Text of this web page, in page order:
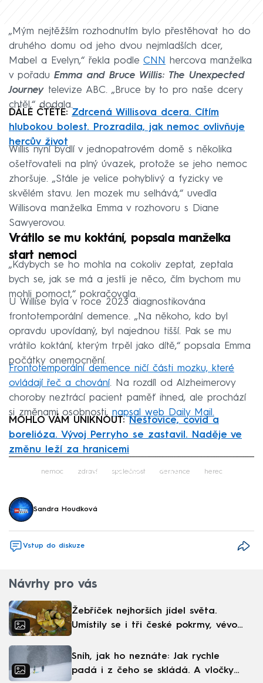
„Mým nejtěžším rozhodnutím bylo přestěhovat ho do
druhého domu od jeho dvou nejmladších dcer,
Mabel a Evelyn,“ řekla podle CNN hercova manželka
v pořadu Emma and Bruce Willis: The Unexpected
Journey televize ABC. „Bruce by to pro naše dcery
chtěl,“ dodala.
DÁLE ČTĚTE: Zdrcená Willisova dcera. Cítím
hlubokou bolest. Prozradila, jak nemoc ovlivňuje
hercův život
Willis nyní bydlí v jednopatrovém domě s několika
ošetřovateli na plný úvazek, protože se jeho nemoc
zhoršuje. „Stále je velice pohyblivý a fyzicky ve
skvělém stavu. Jen mozek mu selhává,“ uvedla
Willisova manželka Emma v rozhovoru s Diane
Sawyerovou.
Vrátilo se mu koktání, popsala manželka
start nemoci
„Kdybych se ho mohla na cokoliv zeptat, zeptala
bych se, jak se má a jestli je něco, čím bychom mu
mohli pomoct,“ pokračovala.
U Willise byla v roce 2023 diagnostikována
frontotemporální demence. „Na někoho, kdo byl
opravdu upovídaný, byl najednou tišší. Pak se mu
vrátilo koktání, kterým trpěl jako dítě,“ popsala Emma
počátky onemocnění.
Frontotemporální demence ničí části mozku, které
ovládají řeč a chování. Na rozdíl od Alzheimerovy
choroby neztrácí pacient paměť ihned, ale prochází
si změnami osobnosti, napsal web Daily Mail.
MOHLO VÁM UNIKNOUT: Neštovice, covid a
borelióza. Vývoj Perryho se zastavil. Naděje ve
změnu leží za hranicemi
Failed to fetch
nemoc zdraví společnost demence herec
Sandra Houdková
Vstup do diskuze
Návrhy pro vás
Žebříček nejhorších jídel světa.
Umístily se i tři české pokrmy, vévodí
Sníh, jak ho neznáte: Jak rychle
padá i z čeho se skládá. A vločky